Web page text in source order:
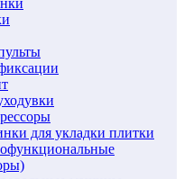
для укладки плитки